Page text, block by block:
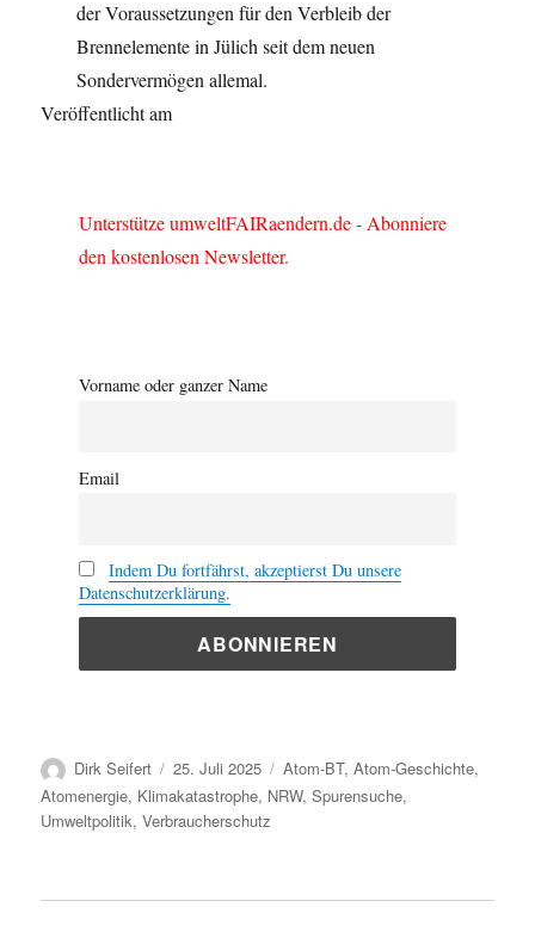
der Voraussetzungen für den Verbleib der
Brennelemente in Jülich seit dem neuen
Sondervermögen allemal.
Veröffentlicht am
Unterstütze umweltFAIRaendern.de - Abonniere
den kostenlosen Newsletter.
Vorname oder ganzer Name
Email
Indem Du fortfährst, akzeptierst Du unsere
Datenschutzerklärung.
Autor
Dirk Seifert
Veröffentlicht
am
25. Juli 2025 Kategorien
Atom-BT,Atom-Geschichte,
Atomenergie, Klimakatastrophe, NRW,Spurensuche,
Umweltpolitik,Verbraucherschutz